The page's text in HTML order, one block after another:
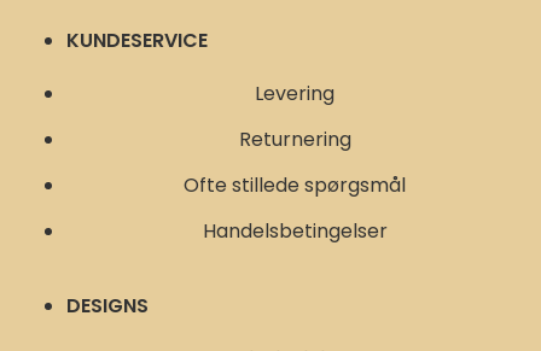
KUNDESERVICE
Levering
Returnering
Ofte stillede spørgsmål
Handelsbetingelser
DESIGNS